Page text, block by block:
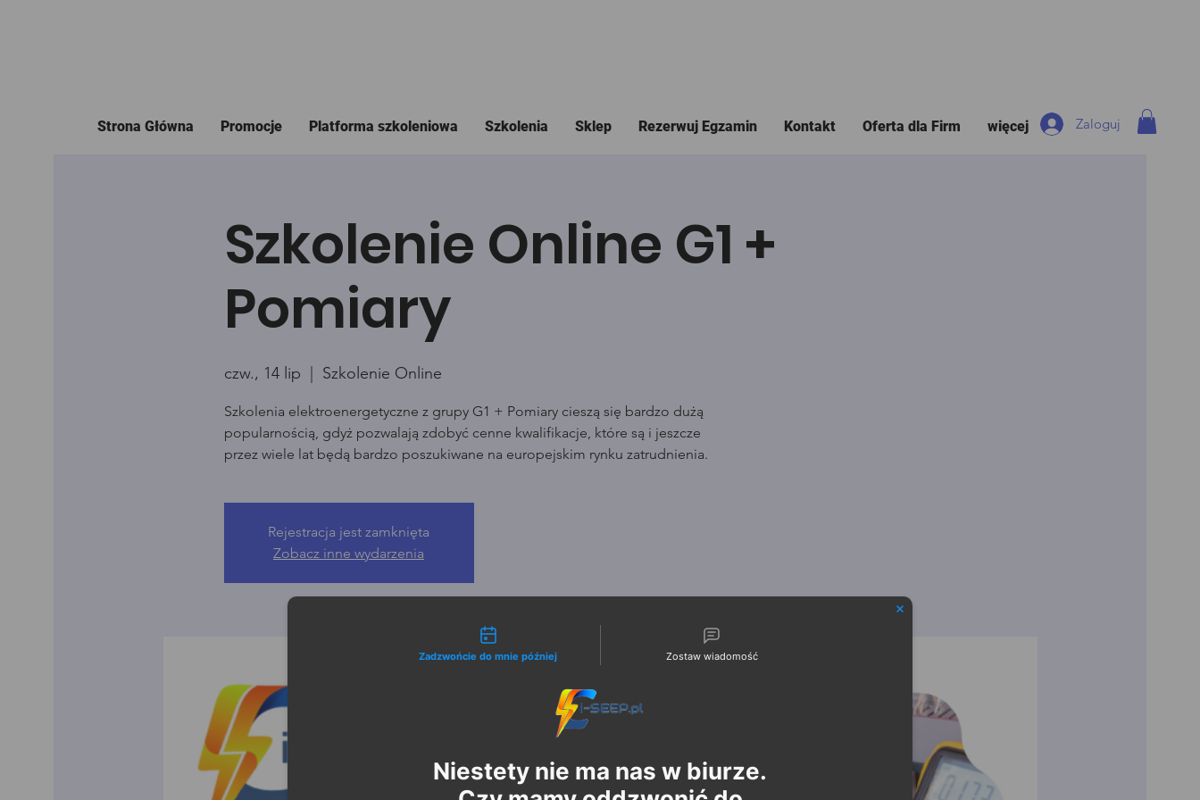
Strona Główna Promocje Platforma szkoleniowa Szkolenia Sklep Rezerwuj Egzamin Kontakt Oferta dla Firm więcej Zaloguj
Szkolenie Online G1 +
Pomiary
czw., 14 lip
  |
Szkolenie Online
Szkolenia elektroenergetyczne z grupy G1 + Pomiary cieszą się bardzo dużą
popularnością, gdyż pozwalają zdobyć cenne kwalifikacje, które są i jeszcze
przez wiele lat będą bardzo poszukiwane na europejskim rynku zatrudnienia.
Rejestracja jest zamknięta
Zobacz inne wydarzenia
Możliwości kontaktu
Zadzwońcie do mnie później Zostaw wiadomość
Niestety nie ma nas w biurze.